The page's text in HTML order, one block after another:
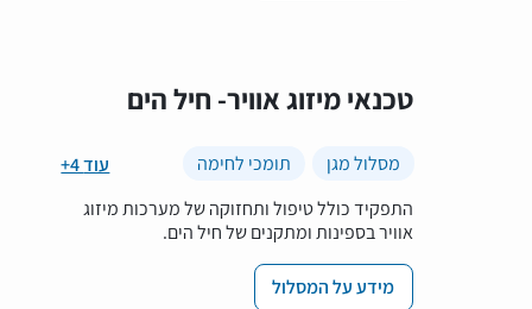
טכנאי מיזוג אוויר- חיל הים
+4 עוד מסלול מגן
תומכי לחימה
התפקיד כולל טיפול ותחזוקה של מערכות מיזוג
אוויר בספינות ומתקנים של חיל הים.
מידע על המסלול